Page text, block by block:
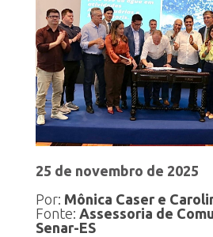
25 de novembro de 2025
Por: Mônica Caser e
Fonte: Assessoria de
Senar-ES